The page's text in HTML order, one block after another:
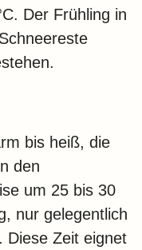
Der Frühling in
bis heiß, die
den
um 25 bis 30
nur gelegentlich
Diese Zeit eignet